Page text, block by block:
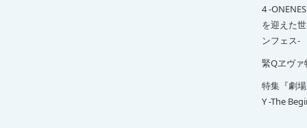
4 -
を迎えた
ンフェス-
緊Qヱヴァ
特集『劇
Y -The